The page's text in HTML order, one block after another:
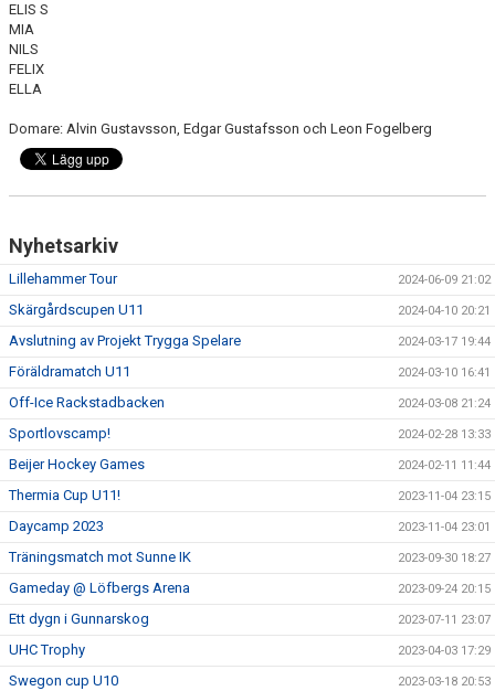
ELIS S
MIA
NILS
FELIX
ELLA
Domare: Alvin Gustavsson, Edgar Gustafsson och Leon Fogelberg
Nyhetsarkiv
Lillehammer Tour 2024-06-09 21:02
Skärgårdscupen U11 2024-04-10 20:21
Avslutning av Projekt Trygga Spelare 2024-03-17 19:44
Föräldramatch U11 2024-03-10 16:41
Off-Ice Rackstadbacken 2024-03-08 21:24
Sportlovscamp! 2024-02-28 13:33
Beijer Hockey Games 2024-02-11 11:44
Thermia Cup U11! 2023-11-04 23:15
Daycamp 2023 2023-11-04 23:01
Träningsmatch mot Sunne IK 2023-09-30 18:27
Gameday @ Löfbergs Arena 2023-09-24 20:15
Ett dygn i Gunnarskog 2023-07-11 23:07
UHC Trophy 2023-04-03 17:29
Swegon cup U10 2023-03-18 20:53